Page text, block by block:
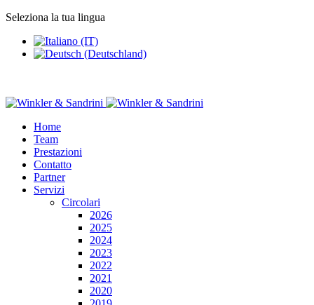
Seleziona la tua lingua
Home
Team
Prestazioni
Contatto
Partner
Servizi
Circolari
2026
2025
2024
2023
2022
2021
2020